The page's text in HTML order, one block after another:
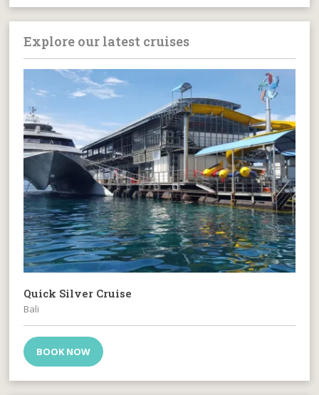
Explore our latest cruises
Quick Silver Cruise
Bali
BOOK NOW